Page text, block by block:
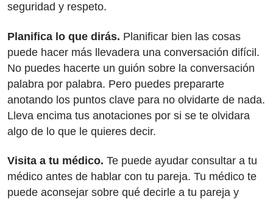
seguridad y respeto.
Planifica lo que dirás. Planificar bien las cosas
puede hacer más llevadera una conversación difícil.
No puedes hacerte un guión sobre la conversación
palabra por palabra. Pero puedes prepararte
anotando los puntos clave para no olvidarte de nada.
Lleva encima tus anotaciones por si se te olvidara
algo de lo que le quieres decir.
Visita a tu médico. Te puede ayudar consultar a tu
médico antes de hablar con tu pareja. Tu médico te
puede aconsejar sobre qué decirle a tu pareja y